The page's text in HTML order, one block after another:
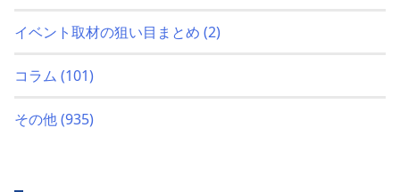
イベント取材の狙い目まとめ (2)
コラム (101)
その他(935)